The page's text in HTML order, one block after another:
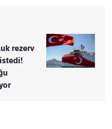
rezerv